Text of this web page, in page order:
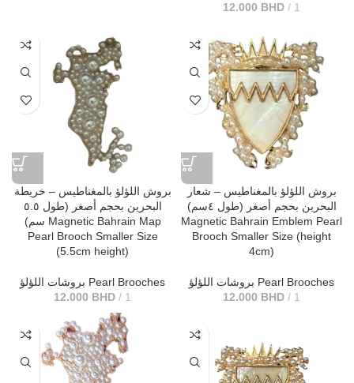
12.000 BHD 1
بروش اللؤلؤ بالمغناطيس – خريطة
البحرين بحجم أصغر (طول ٥.٥
سم) Magnetic Bahrain Map
Pearl Brooch Smaller Size
(5.5cm height)
بروشات اللؤلؤ Pearl Brooches
12.000 BHD 1
بروش اللؤلؤ بالمغناطيس – شعار
البحرين بحجم أصغر (طول ٤سم)
Magnetic Bahrain Emblem Pearl
Brooch Smaller Size (height
4cm)
بروشات اللؤلؤ Pearl Brooches
12.000 BHD 1